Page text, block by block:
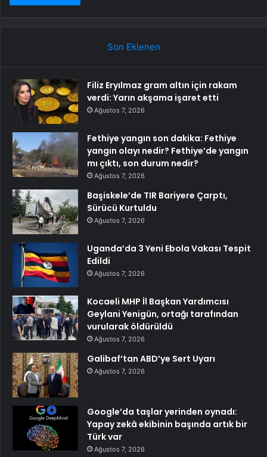
Son Eklenen
Filiz Eryılmaz gram altın için rakam
verdi: Yarın akşama işaret etti
Ağustos 7, 2026
Fethiye yangın son dakika: Fethiye
yangın olayı nedir? Fethiye’de yangın
mı çıktı, son durum nedir?
Ağustos 7, 2026
Başiskele’de TIR Bariyere Çarptı,
Sürücü Kurtuldu
Ağustos 7, 2026
Uganda’da 3 Yeni Ebola Vakası Tespit
Edildi
Ağustos 7, 2026
Kocaeli MHP İl Başkan Yardımcısı
Geylani Yenigün, ortağı tarafından
vurularak öldürüldü
Ağustos 7, 2026
Galibaf’tan ABD’ye Sert Uyarı
Ağustos 7, 2026
Google’da taşlar yerinden oynadı:
Yapay zekâ ekibinin başında artık bir
Türk var
Ağustos 7, 2026